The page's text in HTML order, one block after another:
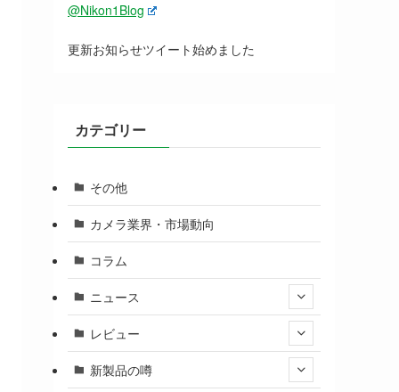
@Nikon1Blog
更新お知らせツイート始めました
カテゴリー
その他
カメラ業界・市場動向
コラム
ニュース
レビュー
新製品の噂